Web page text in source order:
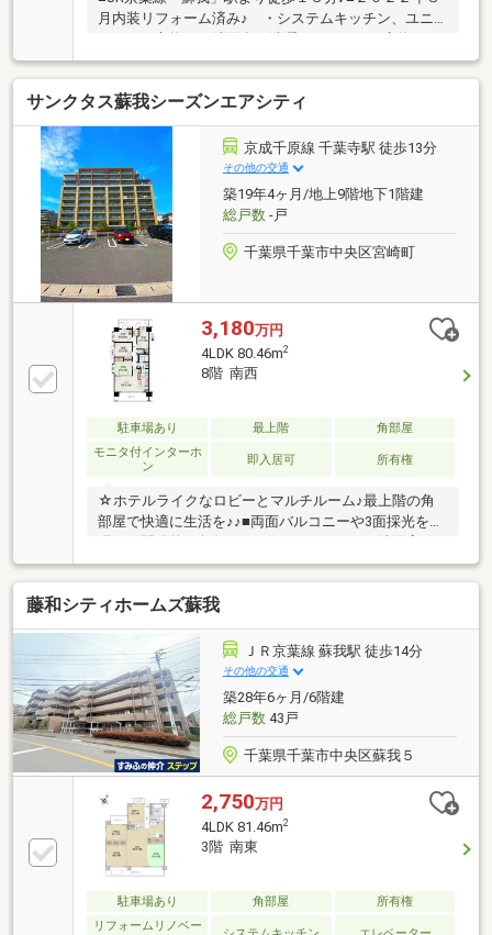
月内装リフォーム済み♪ ・システムキッチン、ユニ
フローリング、クロス全室張替 ・建具交換・網戸張
替 他■バルコニー側窓は二重サッシ♪■スーパー・コ
ンビニ近く生活便利♪■小・中学校も近く通学も安心♪■
敷地内駐車場あり♪月額9000～10000円 ※要空き確
認■バイク置場あり♪月額1000円－－－周辺環境－－－
■千葉市立蘇我小学校まで約1000m■千葉市立蘇我中学
校まで約300ｍ地域密着だからこその知識と情報量
で お客様にぴったりの物件をご紹介致します♪
サンクタス蘇我シーズンエアシティ
京成千原線 千葉寺駅 徒歩13分
その他の交通
築19年4ヶ月/地上9階地下1階建
総戸数-戸
千葉県千葉市中央区宮崎町
3,180万円
4LDK 80.46m2
8階 南西
駐車場あり 最上階
角部屋
モニタ付インターホ
ン
即入居可 所有権
☆ホテルライクなロビーとマルチルーム♪最上階の角
部屋で快適に生活を♪♪■両面バルコニーや3面採光を実
浴室へ直接アクセスでき水まわり動線良好です。■住
戸内の床段差をなくしたフラットフロアで安心です。
■全居室収納完備！！■1Gbps使い放題！高速WiFi＆全
居室有線LAN完備でテレワークも動画もサクサク！
■JR定期券は京葉線・総武線どちらの経由でも乗車可
能！その日の予定に合わせてルートを選べます（条件
はJR各駅へご確認ください）。■徒歩8分のバス停から
千葉駅へ直行。朝は約6分間隔、終バスは0時25分発で
深夜帰宅も安心！
藤和シティホームズ蘇我
ＪＲ京葉線 蘇我駅 徒歩14分
その他の交通
築28年6ヶ月/6階建
総戸数43戸
千葉県千葉市中央区蘇我５
2,750万円
4LDK 81.46m2
3階 南東
駐車場あり 角部屋
所有権
リフォームリノベー